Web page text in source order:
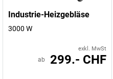
Industrie-Heizgebläse
3000 W
exkl. MwSt
ab 299.- CHF